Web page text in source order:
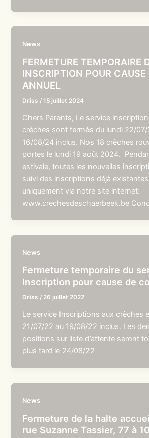
News
FERMETURE TEMPORAIRE
INSCRIPTION POUR CAUSE
ANNUEL
Driss /15 juillet 2024
Chers Parents, Le service
crèches sont fermés du lundi 22/
16/08/24 inclus. Nos 18 crèches
portes le lundi 19 août 2024.
estivale, toutes les nouvelles
suivi des inscriptions déjà
uniquement via notre site internet:
www.crechesdeschaerbeek.be
News
Fermeture temporaire du
Inscription pour cause de
Driss / 26 juillet 2022
Le service Inscriptions aux crèches
21/07/22 au 19/08/22 inclus. Les
positions sur liste d’attente seront
plus tard le 24/08/22
News
Fermeture de la halte
rue Suzanne Tassier, 77 à